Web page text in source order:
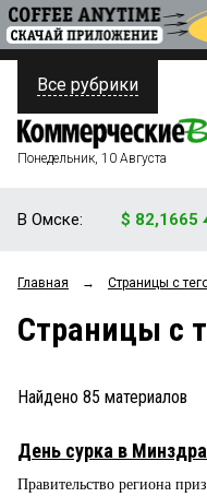
ПОЛИТИКА
ФИНАНСЫ
ОБЩЕСТВО
ЗАКОН
НОВОСТИ КОМПАНИЙ
СТИЛЬ ЖИЗНИ
Все рубрики
Понедельник, 10 Августа
В Омске: $ 82,1665
Главная → Страницы c
Страницы c
Найдено 85 материалов
День сурка в
Правительство региона